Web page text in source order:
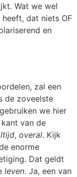
Wat we wel
dat niets OF
en
zal een
de zoveelste
we hier
van de
, overal. Kijk
enorme
Dat geldt
leven. Ja, een van